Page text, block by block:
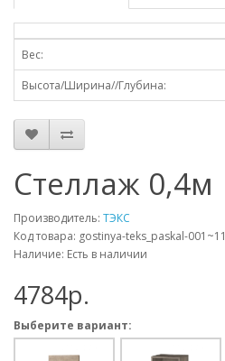
Вес:
Высота/Ширина//Глубина:
Стеллаж 0,4м
Производитель: ТЭКС
Код товара: gostinya-teks_paskal-001~11
Наличие: Есть в наличии
4784p.
Выберите вариант: